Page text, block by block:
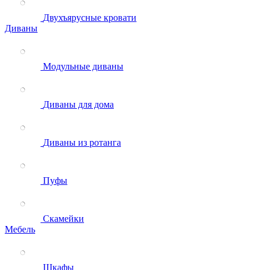
Двухъярусные кровати
Диваны
Модульные диваны
Диваны для дома
Диваны из ротанга
Пуфы
Скамейки
Мебель
Шкафы